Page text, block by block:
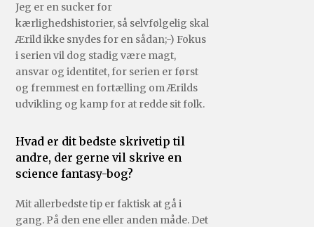
Jeg er en sucker for
kærlighedshistorier, så selvfølgelig skal
Ærild ikke snydes for en sådan;-) Fokus
i serien vil dog stadig være magt,
ansvar og identitet, for serien er først
og fremmest en fortælling om Ærilds
udvikling og kamp for at redde sit folk.
Hvad er dit bedste skrivetip til
andre, der gerne vil skrive en
science fantasy-bog?
Mit allerbedste tip er faktisk at gå i
gang. På den ene eller anden måde. Det